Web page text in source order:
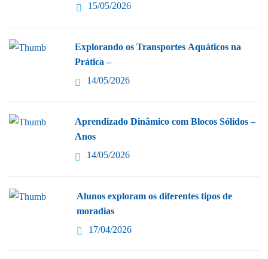
15/05/2026
Explorando os Transportes Aquáticos na
Prática –
14/05/2026
Aprendizado Dinâmico com Blocos Sólidos –
Anos
14/05/2026
Alunos exploram os diferentes tipos de
moradias
17/04/2026